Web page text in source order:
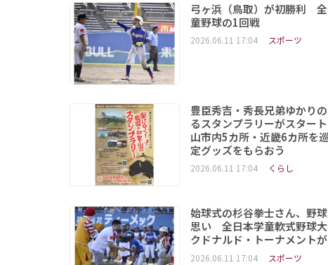
弓ヶ浜（鳥取）が初勝利
童野球の1回戦
2026.06.11 17:04 スポーツ
豊臣秀吉・秀長兄弟ゆかり
るスタンプラリーがスター
山市内5カ所・近畿6カ所を
定グッズをもらおう
2026.06.11 17:04 くらし
始球式の杉谷拳士さん、野
思い 全日本学童軟式野球大
クドナルド・トーナメント
2026.06.11 17:04 スポーツ